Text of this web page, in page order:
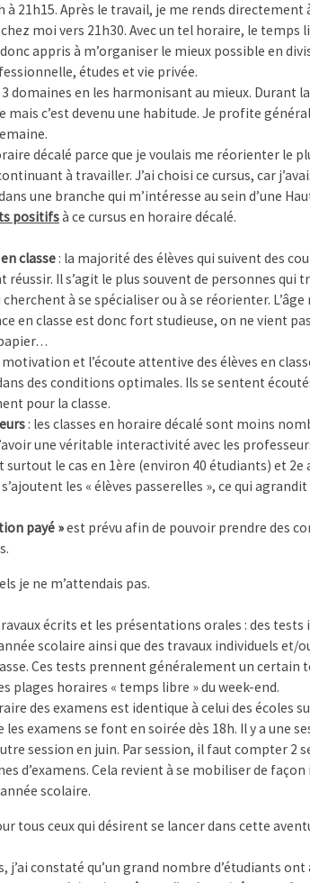
à 21h15. Après le travail, je me rends directement
moi vers 21h30. Avec un tel horaire, le temps
appris à m’organiser le mieux possible en
études et vie privée.
3 domaines en les harmonisant au mieux. Durant
mais c’est devenu une habitude. Je profite
décalé parce que je voulais me réorienter le
à travailler. J’ai choisi ce cursus, car
une branche qui m’intéresse au sein d’une
positifsà ce cursus en horaire décalé.
classe: la majorité des élèves qui suivent des
Il s’agit le plus souvent de personnes qui
à se spécialiser ou à se réorienter.
en classe est donc fort studieuse, on ne vient
et l’écoute attentive des élèves en
des conditions optimales. Ils se sentent
pour la classe.
: les classes en horaire décalé sont moins
une véritable interactivité avec les
surtout le cas en 1ère (environ 40 étudiants) et
les « élèves passerelles », ce qui
payé »est prévu afin de pouvoir prendre des
je ne m’attendais pas.
écrits et les présentations orales : des
scolaire ainsi que des travaux individuels et/
Ces tests prennent généralement un certain
horaires « temps libre » du week-end.
des examens est identique à celui des écoles
examens se font en soirée dès 18h. Il y a une
session en juin. Par session, il faut compter 2
d’examens. Cela revient à se mobiliser de
scolaire.
tous ceux qui désirent se lancer dans cette
j’ai constaté qu’un grand nombre d’étudiants ont